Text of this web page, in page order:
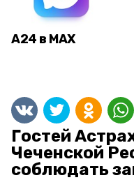
А24 в MAX
Гостей
Чеченской
соблюдать